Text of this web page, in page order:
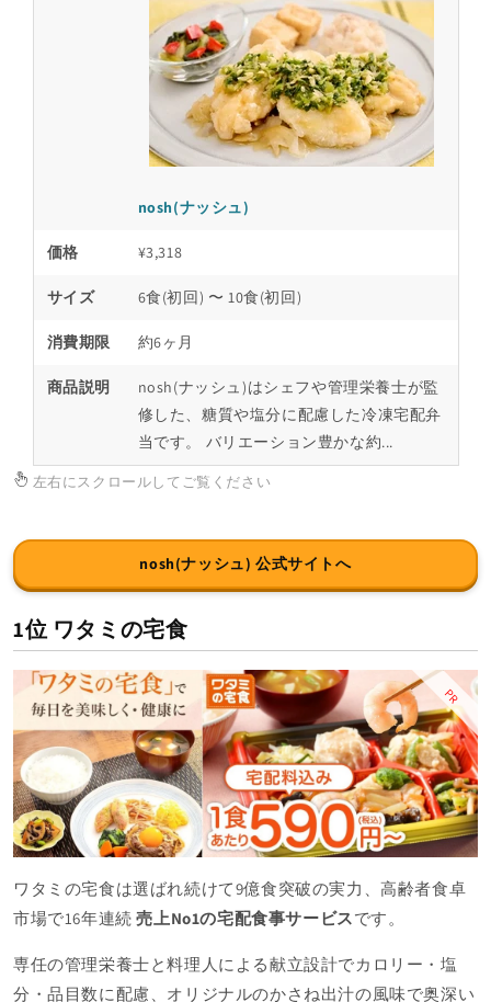
nosh(ナッシュ)
価格 ¥3,318
サイズ 6食(初回) 〜 10食(初回)
消費期限 約6ヶ月
商品説明
nosh(ナッシュ)はシェフや管理栄養士が監
修した、糖質や塩分に配慮した冷凍宅配弁
当です。 バリエーション豊かな約...
左右にスクロールしてご覧ください
nosh(ナッシュ) 公式サイトへ
1位 ワタミの宅食
PR
ワタミの宅食は選ばれ続けて9億食突破の実力、高齢者食卓
市場で16年連続売上No1の宅配食事サービスです。
専任の管理栄養士と料理人による献立設計でカロリー・塩
分・品目数に配慮、オリジナルのかさね出汁の風味で奥深い